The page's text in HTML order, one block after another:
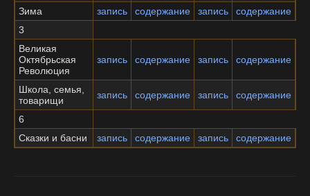
Зима
запись содержание запись
содержание
3
Великая
Октябрьская
Революция
запись содержание запись содержание
Школа, семья,
товарищи
запись содержание запись содержание
6
Сказки и басни
запись содержание запись содержание